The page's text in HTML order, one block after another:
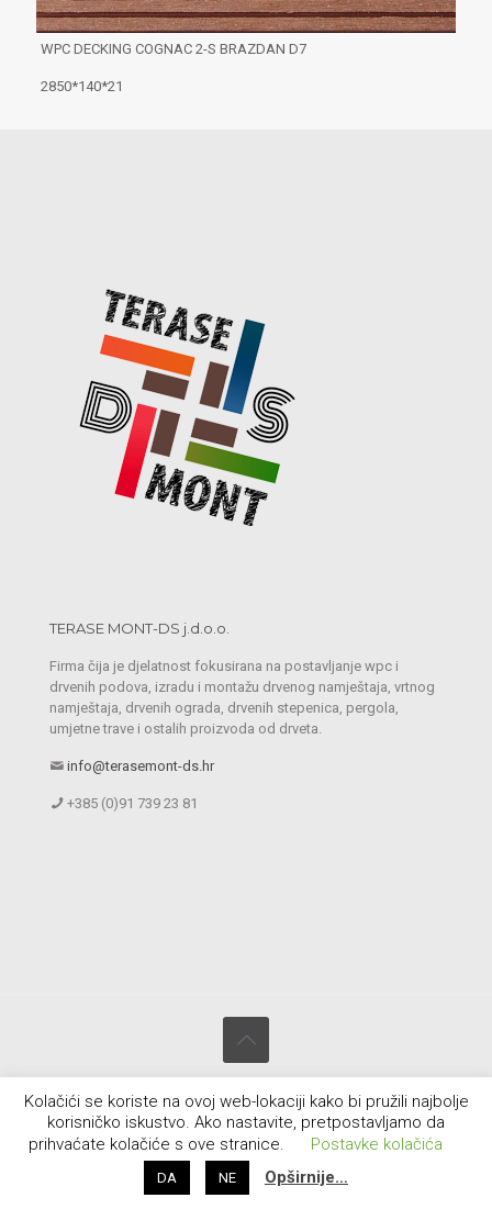
WPC DECKING COGNAC 2-S BRAZDAN D7
2850*140*21
TERASE MONT-DS j.d.o.o.
Firma čija je djelatnost fokusirana na postavljanje wpc i
drvenih podova, izradu i montažu drvenog namještaja, vrtnog
namještaja, drvenih ograda, drvenih stepenica, pergola,
umjetne trave i ostalih proizvoda od drveta.
info@terasemont-ds.hr
+385 (0)91 739 23 81
Design-ika.com&Kolarich.Agency
Kolačići se koriste na ovoj web-lokaciji kako bi pružili najbolje
korisničko iskustvo. Ako nastavite, pretpostavljamo da
prihvaćate kolačiće s ove stranice.
Postavke kolačića
DA NE Opširnije…